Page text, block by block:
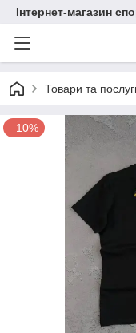
Інтернет-магазин
Товари та
–10%